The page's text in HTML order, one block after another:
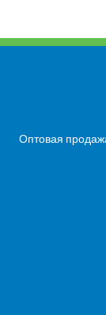
Оптовая